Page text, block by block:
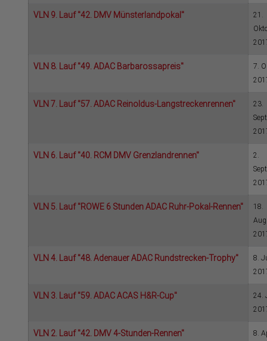
VLN 9. Lauf "42. DMV Münsterlandpokal"
21.
VLN 8. Lauf "49. ADAC Barbarossapreis"
7.
VLN 7. Lauf "57. ADAC Reinoldus-Langstreckenrennen"
23.
VLN 6. Lauf "40. RCM DMV Grenzlandrennen"
2.
VLN 5. Lauf "ROWE 6 Stunden ADAC Ruhr-Pokal-Rennen"
18.
VLN 4. Lauf "48. Adenauer ADAC Rundstrecken-Trophy"
8.
VLN 3. Lauf "59. ADAC ACAS H&R-Cup"
24.
VLN 2. Lauf "42. DMV 4-Stunden-Rennen"
8.